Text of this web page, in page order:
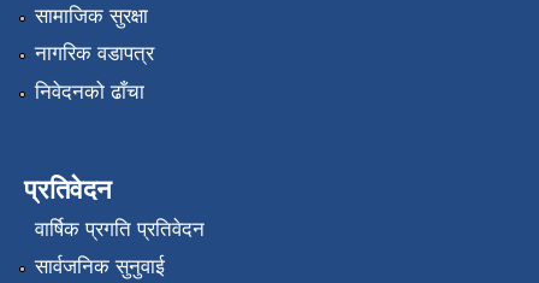
सामाजिक सुरक्षा
नागरिक वडापत्र
निवेदनको ढाँचा
प्रतिवेदन
वार्षिक प्रगति प्रतिवेदन
सार्वजनिक सुनुवाई